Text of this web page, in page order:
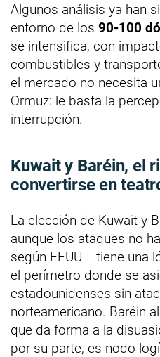
Algunos análisis ya han
entorno de los 90-100
se intensifica, con
combustibles y
el mercado no necesita
Ormuz: le basta la
interrupción.
Kuwait y Baréin, el
convertirse en
La elección de Kuwait y
aunque los ataques no
según EEUU— tiene una
el perímetro donde se
estadounidenses sin
norteamericano. Baréin
que da forma a la
por su parte, es nodo